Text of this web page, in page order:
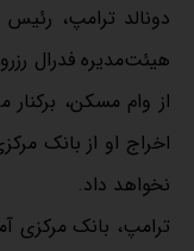
دونالد ترامپ، رئیس
هیئت‌مدیره فدرال
از وام مسکن،
اخراج او از بانک
نخواهد داد.
ترامپ، بانک مرکزی